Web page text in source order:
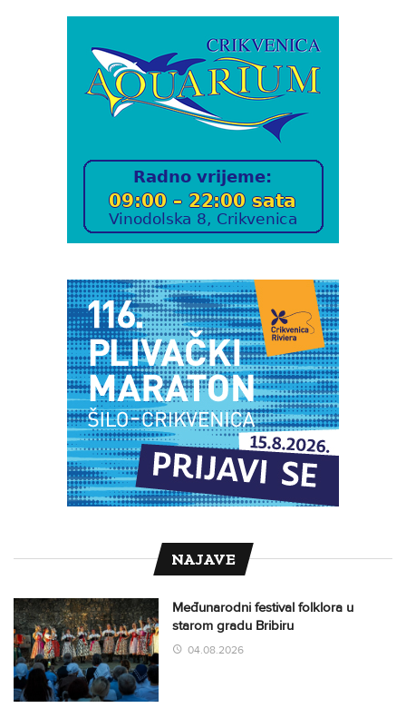
NAJAVE
Međunarodni festival folklora u
starom gradu Bribiru
04.08.2026